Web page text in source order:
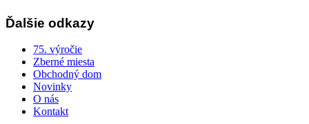
Ďalšie odkazy
75. výročie
Zberné miesta
Obchodný dom
Novinky
O nás
Kontakt